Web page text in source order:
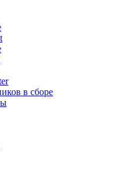
в сборе